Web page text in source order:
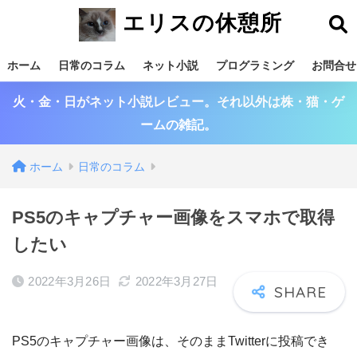
エリスの休憩所
ホーム 日常のコラム ネット小説 プログラミング お問合せ
火・金・日がネット小説レビュー。それ以外は株・猫・ゲ
ームの雑記。
ホーム 日常のコラム
PS5のキャプチャー画像をスマホで取得
したい
2022年3月26日 2022年3月27日
PS5のキャプチャー画像は、そのままTwitterに投稿でき